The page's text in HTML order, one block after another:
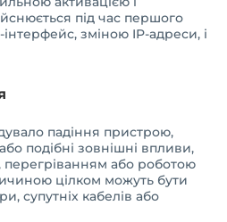
під час першого
зміною IP-адреси, і
падіння пристрою,
подібні зовнішні впливи,
або роботою
цілком можуть бути
супутніх кабелів або